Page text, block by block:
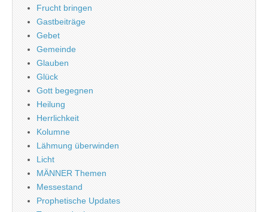
Frucht bringen
Gastbeiträge
Gebet
Gemeinde
Glauben
Glück
Gott begegnen
Heilung
Herrlichkeit
Kolumne
Lähmung überwinden
Licht
MÄNNER Themen
Messestand
Prophetische Updates